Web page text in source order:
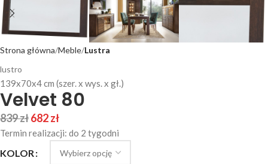
Strona główna Meble Lustra
Velvet 80
139x70x4 cm (szer. x wys. x gł.)
lustro
839zł682zł
Termin realizacji: do 2 tygodni
KOLOR